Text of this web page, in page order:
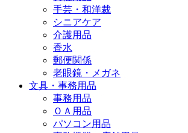
手芸・和洋裁
シニアケア
介護用品
香水
郵便関係
老眼鏡・メガネ
文具・事務用品
事務用品
ＯＡ用品
パソコン用品